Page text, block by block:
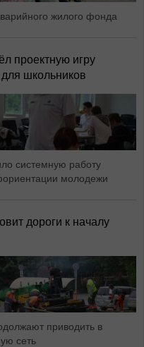
жилого фонда
проектную игру
школьников
системную работу
молодежи
дороги к началу
приводить в
сеть